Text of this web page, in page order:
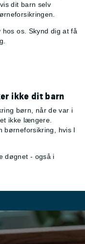
dit barn selv
os. Skynd dig at få
ikke dit barn
børn, når de var i
ikke længere.
børneforsikring, hvis I
døgnet - også i